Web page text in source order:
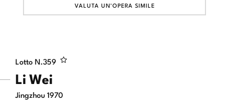
Lotto N.359
Li Wei
Jingzhou 1970
VALUTA UN'OPERA SIMILE